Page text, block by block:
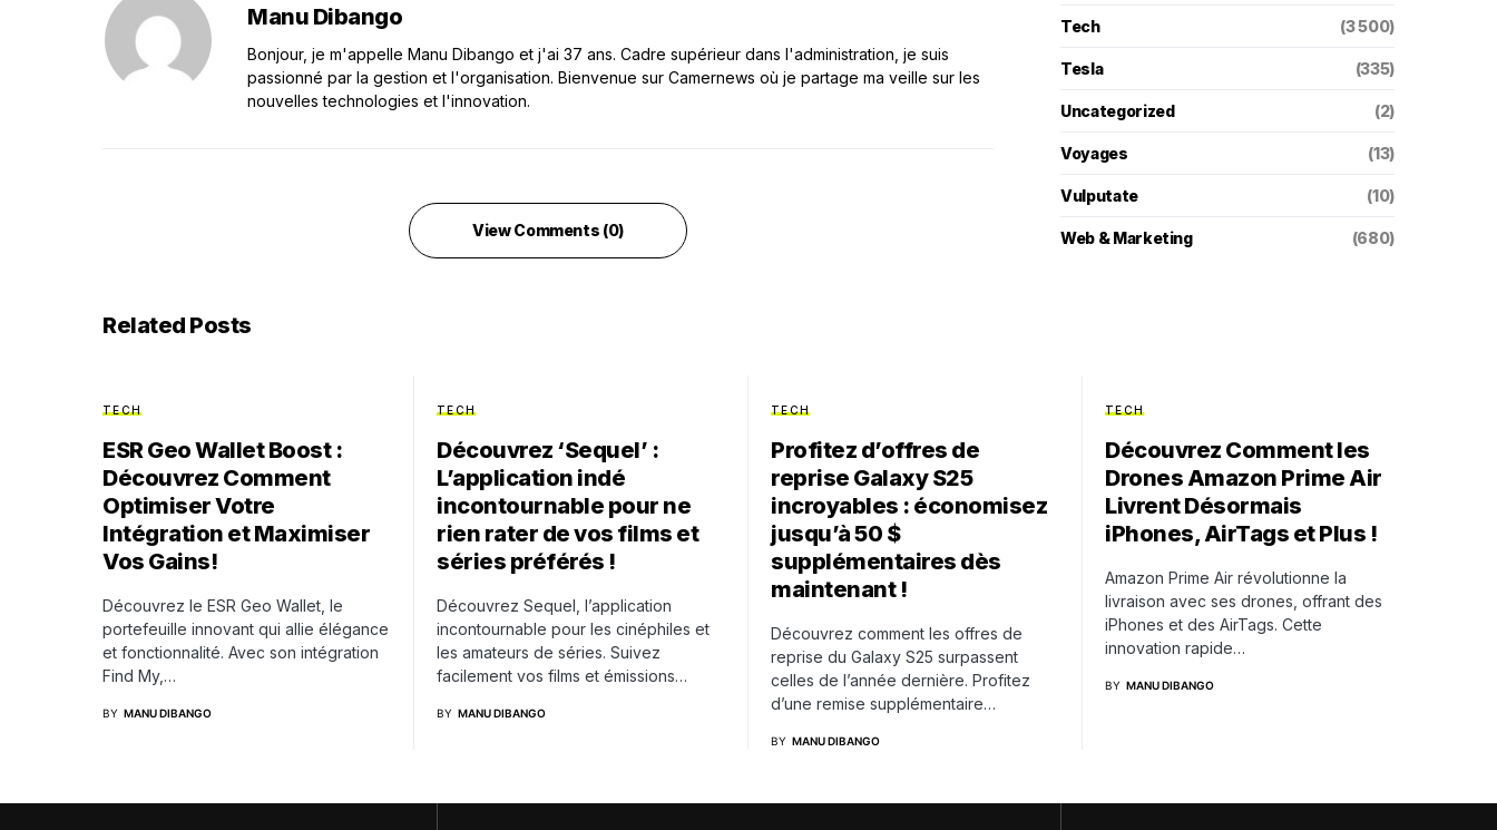
Manu Dibango
Bonjour, je m'appelle Manu Dibango et j'ai 37 ans. Cadre supérieur dans l'administration, je suis
passionné par la gestion et l'organisation. Bienvenue sur Camernews où je partage ma veille sur les
nouvelles technologies et l'innovation.
View Comments (0)
Tech (3 500)
Tesla (335)
Uncategorized (2)
Voyages (13)
Vulputate (10)
Web & Marketing (680)
Related Posts
TECH
ESR Geo Wallet Boost :
Découvrez Comment
Optimiser Votre
Intégration et Maximiser
Vos Gains!
Découvrez le ESR Geo Wallet, le
portefeuille innovant qui allie élégance
et fonctionnalité. Avec son intégration
Find My,…
BY MANU DIBANGO
TECH
Découvrez ‘Sequel’ :
L’application indé
incontournable pour ne
rien rater de vos films et
séries préférés !
Découvrez Sequel, l’application
incontournable pour les cinéphiles et
les amateurs de séries. Suivez
facilement vos films et émissions…
BY MANU DIBANGO
TECH
Profitez d’offres de
reprise Galaxy S25
incroyables : économisez
jusqu’à 50 $
supplémentaires dès
maintenant !
Découvrez comment les offres de
reprise du Galaxy S25 surpassent
celles de l’année dernière. Profitez
d’une remise supplémentaire…
BY MANU DIBANGO
TECH
Découvrez Comment les
Drones Amazon Prime Air
Livrent Désormais
iPhones, AirTags et Plus !
Amazon Prime Air révolutionne la
livraison avec ses drones, offrant des
iPhones et des AirTags. Cette
innovation rapide…
BY MANU DIBANGO